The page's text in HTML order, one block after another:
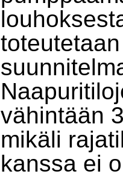
vähintään
mikäli
kanssa ei